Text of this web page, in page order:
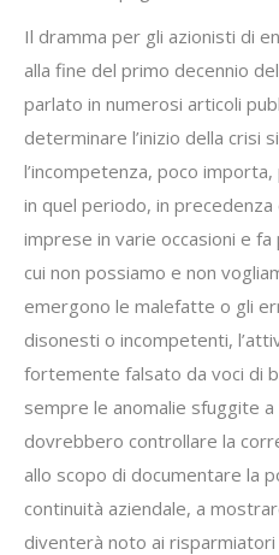
Il dramma per gli azionisti di
alla fine del primo decennio
parlato in numerosi articoli
determinare l’inizio della crisi
l’incompetenza, poco
in quel periodo, in
imprese in varie occasioni e
cui non possiamo e non
emergono le malefatte o gli
disonesti o incompetenti,
fortemente falsato da voci di
sempre le anomalie sfuggite
dovrebbero controllare la
allo scopo di documentare la
continuità aziendale, a
diventerà noto ai